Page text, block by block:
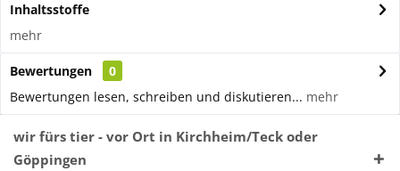
Inhaltsstoffe
mehr
Bewertungen
0
Bewertungen lesen, schreiben und diskutieren... mehr
wir fürs tier - vor Ort in Kirchheim/Teck oder
Göppingen